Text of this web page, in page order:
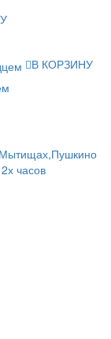
В КОРЗИНУ
часов